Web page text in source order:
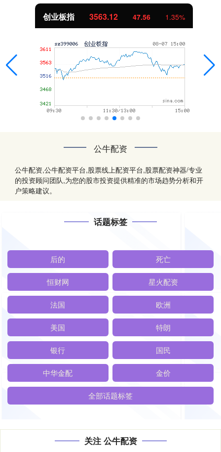
创业板指 3563.12 47.56 1.35%
公牛配资
公牛配资,公牛配资平台,股票线上配资平台,股票配资神器/专业
的投资顾问团队,为您的股市投资提供精准的市场趋势分析和开
户策略建议。
话题标签
后的 死亡
恒财网 星火配资
法国 欧洲
美国 特朗
银行 国民
中华金配 金价
全部话题标签
关注 公牛配资